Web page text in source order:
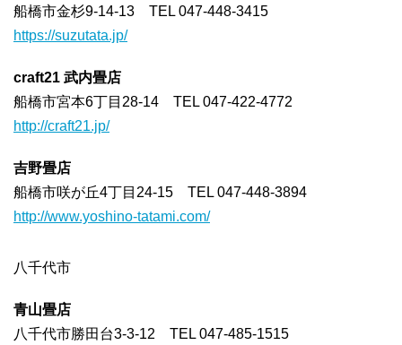
船橋市金杉9-14-13 TEL 047-448-3415
https://suzutata.jp/
craft21 武内畳店
船橋市宮本6丁目28-14 TEL 047-422-4772
http://craft21.jp/
吉野畳店
船橋市咲が丘4丁目24-15 TEL 047-448-3894
http://www.yoshino-tatami.com/
八千代市
青山畳店
八千代市勝田台3-3-12 TEL 047-485-1515